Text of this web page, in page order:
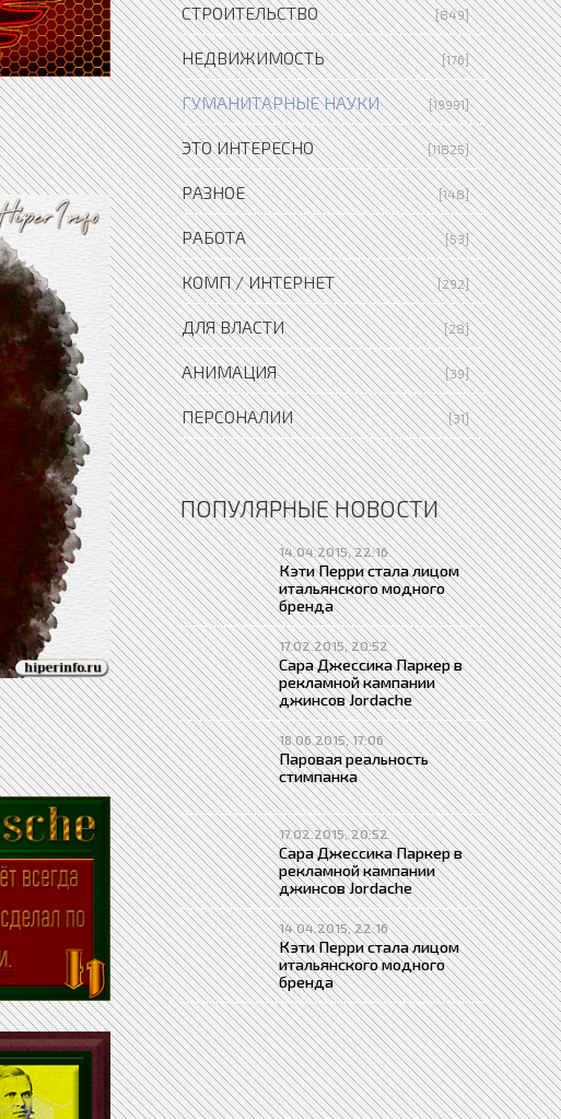
СТРОИТЕЛЬСТВО [849]
НЕДВИЖИМОСТЬ [176]
ГУМАНИТАРНЫЕ НАУКИ [19991]
ЭТО ИНТЕРЕСНО [11825]
РАЗНОЕ [148]
РАБОТА [53]
КОМП / ИНТЕРНЕТ [292]
ДЛЯ ВЛАСТИ [28]
АНИМАЦИЯ [39]
ПЕРСОНАЛИИ [31]
ПОПУЛЯРНЫЕ НОВОСТИ
14.04.2015, 22:16
Кэти Перри стала лицом
итальянского модного
бренда
17.02.2015, 20:52
Сара Джессика Паркер в
рекламной кампании
джинсов Jordache
18.06.2015, 17:06
Паровая реальность
стимпанка
17.02.2015, 20:52
Сара Джессика Паркер в
рекламной кампании
джинсов Jordache
14.04.2015, 22:16
Кэти Перри стала лицом
итальянского модного
бренда